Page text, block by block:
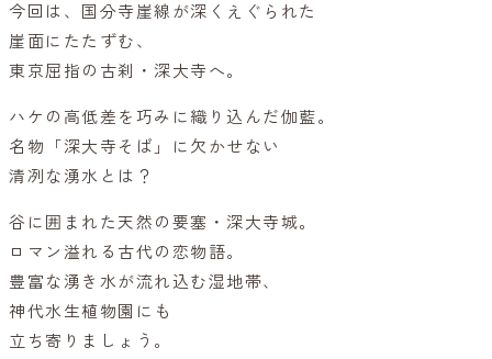
今回は、国分寺崖線が深くえぐられた
崖面にたたずむ、
東京屈指の古刹・深大寺へ。
ハケの高低差を巧みに織り込んだ伽藍。
名物「深大寺そば」に欠かせない
清冽な湧水とは？
谷に囲まれた天然の要塞・深大寺城。
ロマン溢れる古代の恋物語。
豊富な湧き水が流れ込む湿地帯、
神代水生植物園にも
立ち寄りましょう。